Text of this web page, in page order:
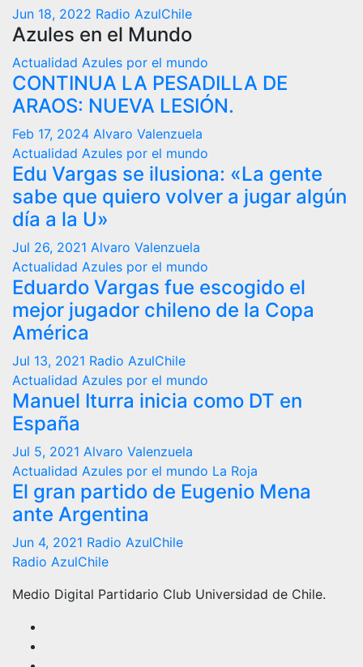
Jun 18, 2022 Radio AzulChile
Azules en el Mundo
Actualidad Azules por el mundo
CONTINUA LA PESADILLA DE
ARAOS: NUEVA LESIÓN.
Feb 17, 2024 Alvaro Valenzuela
Actualidad Azules por el mundo
Edu Vargas se ilusiona: «La gente
sabe que quiero volver a jugar algún
día a la U»
Jul 26, 2021 Alvaro Valenzuela
Actualidad Azules por el mundo
Eduardo Vargas fue escogido el
mejor jugador chileno de la Copa
América
Jul 13, 2021 Radio AzulChile
Actualidad Azules por el mundo
Manuel Iturra inicia como DT en
España
Jul 5, 2021 Alvaro Valenzuela
Actualidad Azules por el mundo La Roja
El gran partido de Eugenio Mena
ante Argentina
Jun 4, 2021 Radio AzulChile
Radio AzulChile
Medio Digital Partidario Club Universidad de Chile.